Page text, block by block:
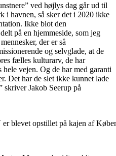
ved højlys dag går ud til
i havnen, så sker det i 2020 ikke
Ikke blot den
på en hjemmeside, som jeg
der er så
og selvglade, at de
fælles kulturarv, de har
vejen. Og de har med garanti
Det har de slet ikke kunnet lade
skriver Jakob Seerup på
blevet opstillet på kajen af